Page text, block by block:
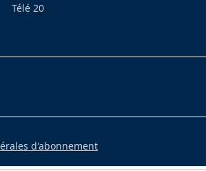
Télé 20
d'abonnement